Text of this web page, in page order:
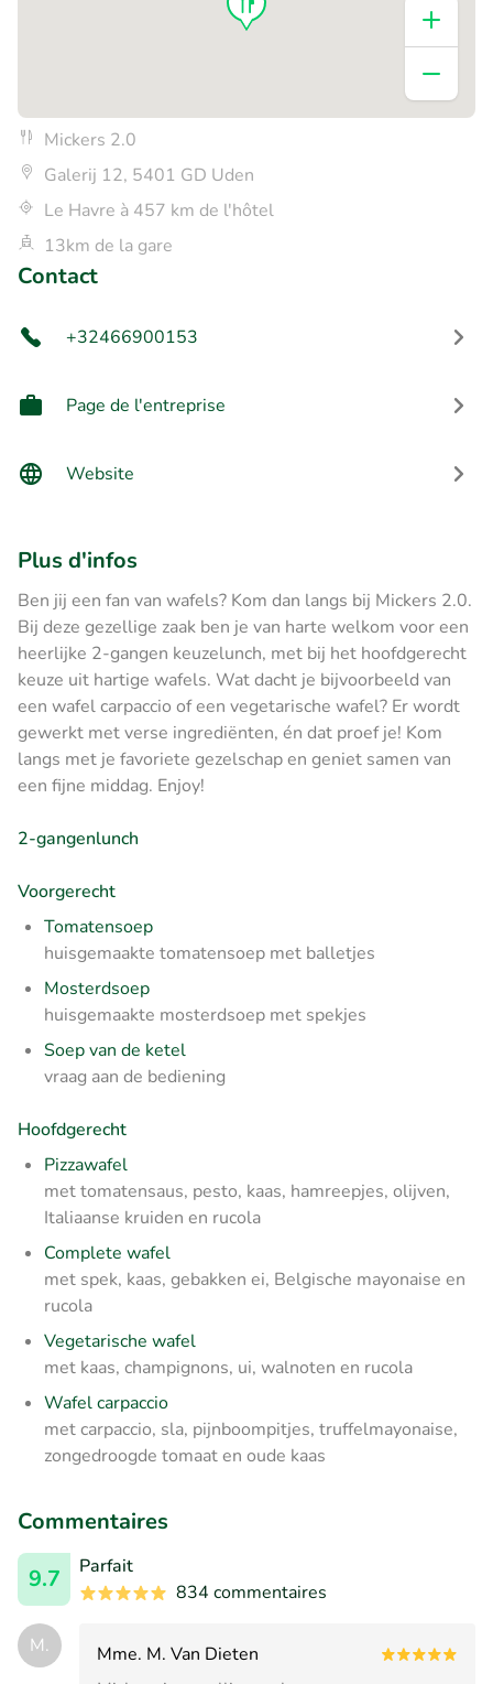
Mickers 2.0
Galerij 12, 5401 GD Uden
Le Havre à 457 km de l'hôtel
13km de la gare
Contact
+32466900153
Page de l'entreprise
Website
Plus d'infos
Ben jij een fan van wafels? Kom dan langs bij Mickers 2.0.
Bij deze gezellige zaak ben je van harte welkom voor een
heerlijke 2-gangen keuzelunch, met bij het hoofdgerecht
keuze uit hartige wafels. Wat dacht je bijvoorbeeld van
een wafel carpaccio of een vegetarische wafel? Er wordt
gewerkt met verse ingrediënten, én dat proef je! Kom
langs met je favoriete gezelschap en geniet samen van
een fijne middag. Enjoy!
2-gangenlunch
Voorgerecht
Tomatensoep
huisgemaakte tomatensoep met balletjes
Mosterdsoep
huisgemaakte mosterdsoep met spekjes
Soep van de ketel
vraag aan de bediening
Hoofdgerecht
Pizzawafel
met tomatensaus, pesto, kaas, hamreepjes, olijven,
Italiaanse kruiden en rucola
Complete wafel
met spek, kaas, gebakken ei, Belgische mayonaise en
rucola
Vegetarische wafel
met kaas, champignons, ui, walnoten en rucola
Wafel carpaccio
met carpaccio, sla, pijnboompitjes, truffelmayonaise,
zongedroogde tomaat en oude kaas
Commentaires
9.7
Parfait
834 commentaires
M.
Mme. M. Van Dieten